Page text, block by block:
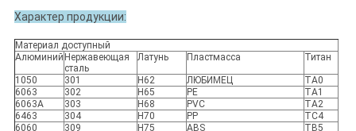
Характер продукции:
Материал доступный
Алюминий Нержавеющая
сталь
Латунь Пластмасса Титан
1050 301 H62 ЛЮБИМЕЦ
TA0
6063
302 H65 PE
TA1
6063A
303 H68 PVC
TA2
6463
304 H70 PP
TC4
6060
309 H75 ABS
TB5